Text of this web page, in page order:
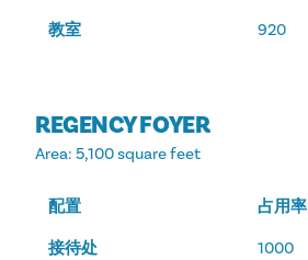
教室 920
REGENCY FOYER
Area: 5,100 square feet
配置 占用率
接待处 1000